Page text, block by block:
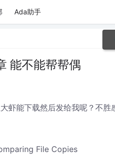
Ada助手
能不能帮帮偶
虾能下载然后发给我呢？不
File Copies